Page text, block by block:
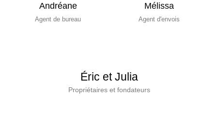
Andréane
Agent de bureau
Mélissa
Agent d'envois
Éric et Julia
Propriétaires et fondateurs